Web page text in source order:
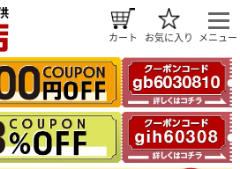
メニュー
お気に入り
カート